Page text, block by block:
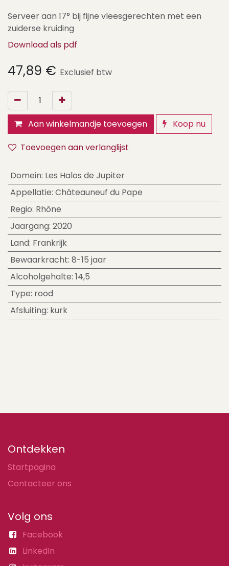
Serveer aan 17° bij fijne vleesgerechten met een
zuiderse kruiding
Download als pdf
47,89 € Exclusief btw
Aan winkelmandje toevoegen
Koop nu
Toevoegen aan verlanglijst
Domein: Les Halos de Jupiter
Appellatie: Châteauneuf du Pape
Regio: Rhône
Jaargang: 2020
Land: Frankrijk
Bewaarkracht: 8-15 jaar
Alcoholgehalte: 14,5
Type: rood
Afsluiting: kurk
Ontdekken
Startpagina
Contacteer ons
Volg ons
Facebook
LinkedIn